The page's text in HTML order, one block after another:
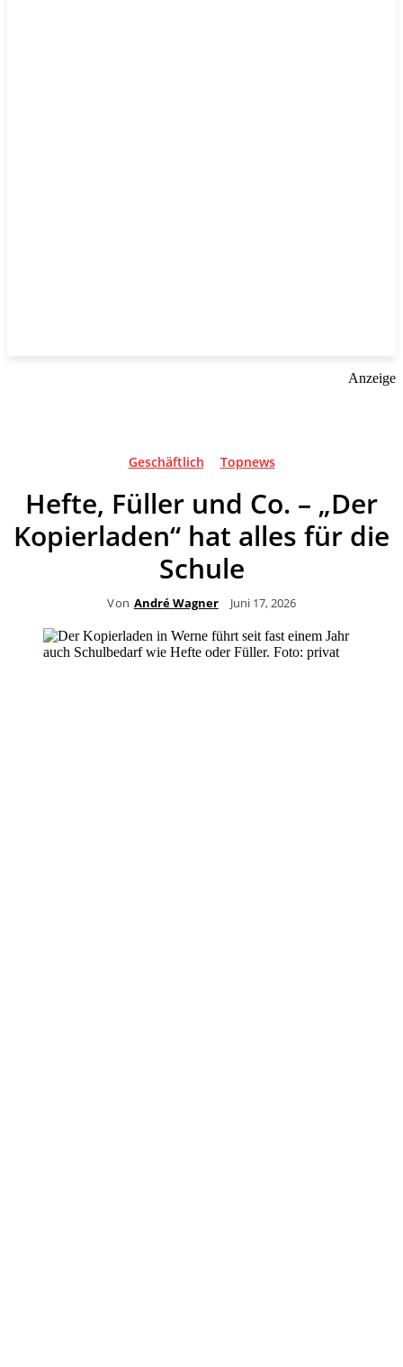
Anzeige
Geschäftlich Topnews
Hefte, Füller und Co. – „Der
Kopierladen“ hat alles für die
Schule
Von André Wagner Juni 17, 2026